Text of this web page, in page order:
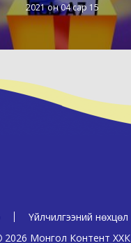
2021 он 04 сар 15
Үйлчилгээний нөхцөл
2026 Монгол Контент ХХК